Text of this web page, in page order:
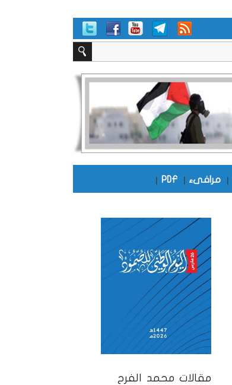
| مرافىء |
PDF
|
مقالات محمد الفرح